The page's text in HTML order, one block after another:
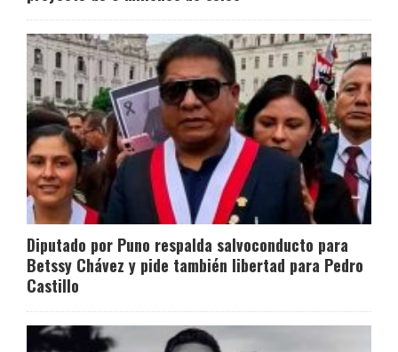
Diputado por Puno respalda salvoconducto para
Betssy Chávez y pide también libertad para Pedro
Castillo